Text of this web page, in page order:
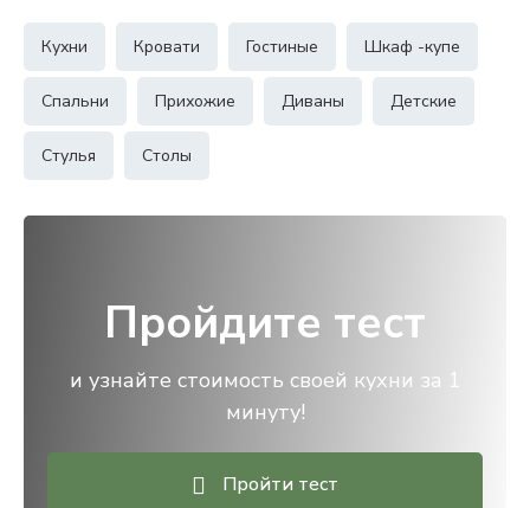
Кухни Кровати Гостиные Шкаф -купе
Спальни Прихожие Диваны Детские
Стулья Столы
Пройдите тест
и узнайте стоимость своей кухни за 1
минуту!
Пройти тест